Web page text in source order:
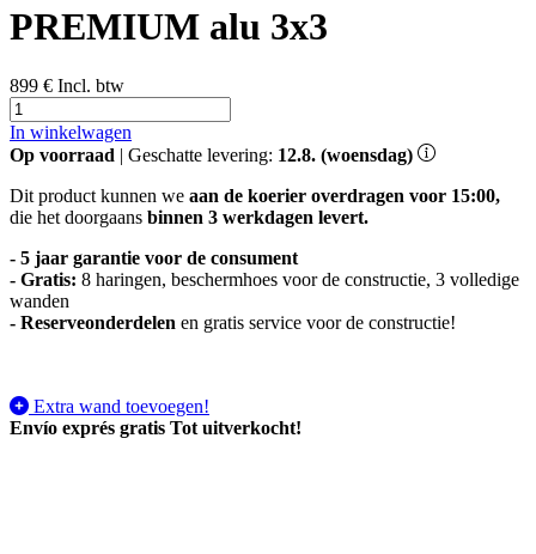
PREMIUM alu 3x3
899 € Incl. btw
In winkelwagen
Op voorraad | Geschatte levering: 12.8. (woensdag)
Dit product kunnen we aan de koerier overdragen voor 15:00,
die het doorgaans binnen 3 werkdagen levert.
- 5 jaar garantie voor de consument
- Gratis: 8 haringen, beschermhoes voor de constructie, 3 volledige
wanden
- Reserveonderdelen en gratis service voor de constructie!
Extra wand toevoegen!
Envío exprés gratis Tot uitverkocht!